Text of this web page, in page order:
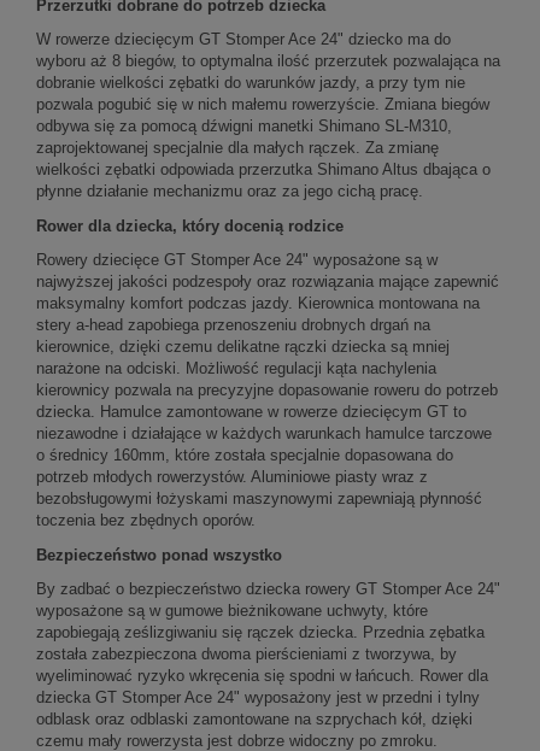
Przerzutki dobrane do potrzeb dziecka
W rowerze dziecięcym GT Stomper Ace 24" dziecko ma do
wyboru aż 8 biegów, to optymalna ilość przerzutek pozwalająca na
dobranie wielkości zębatki do warunków jazdy, a przy tym nie
pozwala pogubić się w nich małemu rowerzyście. Zmiana biegów
odbywa się za pomocą dźwigni manetki Shimano SL-M310,
zaprojektowanej specjalnie dla małych rączek. Za zmianę
wielkości zębatki odpowiada przerzutka Shimano Altus dbająca o
płynne działanie mechanizmu oraz za jego cichą pracę.
Rower dla dziecka, który docenią rodzice
Rowery dziecięce GT Stomper Ace 24" wyposażone są w
najwyższej jakości podzespoły oraz rozwiązania mające zapewnić
maksymalny komfort podczas jazdy. Kierownica montowana na
stery a-head zapobiega przenoszeniu drobnych drgań na
kierownice, dzięki czemu delikatne rączki dziecka są mniej
narażone na odciski. Możliwość regulacji kąta nachylenia
kierownicy pozwala na precyzyjne dopasowanie roweru do potrzeb
dziecka. Hamulce zamontowane w rowerze dziecięcym GT to
niezawodne i działające w każdych warunkach hamulce tarczowe
o średnicy 160mm, które została specjalnie dopasowana do
potrzeb młodych rowerzystów. Aluminiowe piasty wraz z
bezobsługowymi łożyskami maszynowymi zapewniają płynność
toczenia bez zbędnych oporów.
Bezpieczeństwo ponad wszystko
By zadbać o bezpieczeństwo dziecka rowery GT Stomper Ace 24"
wyposażone są w gumowe bieżnikowane uchwyty, które
zapobiegają ześlizgiwaniu się rączek dziecka. Przednia zębatka
została zabezpieczona dwoma pierścieniami z tworzywa, by
wyeliminować ryzyko wkręcenia się spodni w łańcuch. Rower dla
dziecka GT Stomper Ace 24" wyposażony jest w przedni i tylny
odblask oraz odblaski zamontowane na szprychach kół, dzięki
czemu mały rowerzysta jest dobrze widoczny po zmroku.